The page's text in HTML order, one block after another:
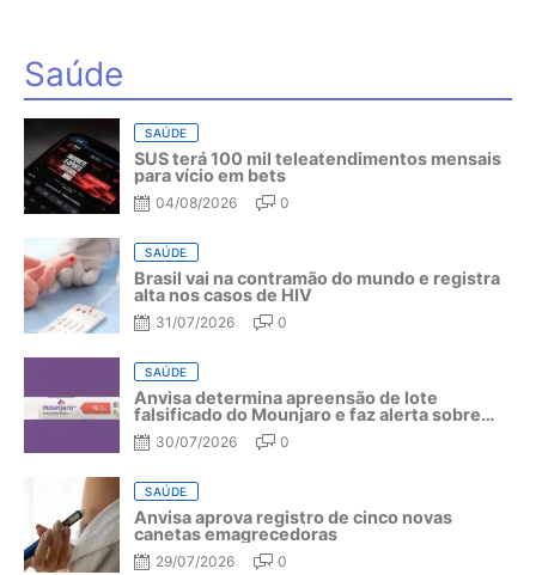
Saúde
SAÚDE
SUS terá 100 mil teleatendimentos mensais
para vício em bets
04/08/2026 0
SAÚDE
Brasil vai na contramão do mundo e registra
alta nos casos de HIV
31/07/2026 0
SAÚDE
Anvisa determina apreensão de lote
falsificado do Mounjaro e faz alerta sobre
riscos do medicamento
30/07/2026 0
SAÚDE
Anvisa aprova registro de cinco novas
canetas emagrecedoras
29/07/2026 0